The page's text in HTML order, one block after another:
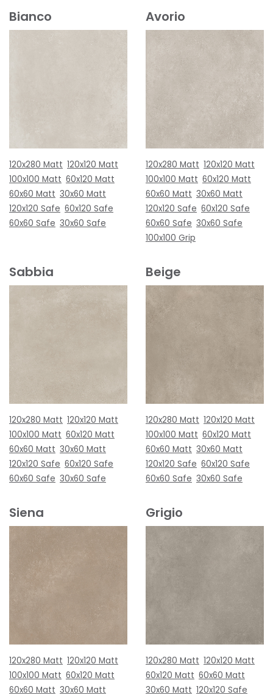
Bianco
120x280 Matt 120x120 Matt
100x100 Matt 60x120 Matt
60x60 Matt 30x60 Matt
120x120 Safe 60x120 Safe
60x60 Safe 30x60 Safe
Avorio
120x280 Matt 120x120 Matt
100x100 Matt 60x120 Matt
60x60 Matt 30x60 Matt
120x120 Safe 60x120 Safe
60x60 Safe 30x60 Safe
100x100 Grip
Sabbia
120x280 Matt 120x120 Matt
100x100 Matt 60x120 Matt
60x60 Matt 30x60 Matt
120x120 Safe 60x120 Safe
60x60 Safe 30x60 Safe
Beige
120x280 Matt 120x120 Matt
100x100 Matt 60x120 Matt
60x60 Matt 30x60 Matt
120x120 Safe 60x120 Safe
60x60 Safe 30x60 Safe
Siena
120x280 Matt 120x120 Matt
100x100 Matt 60x120 Matt
60x60 Matt 30x60 Matt
Grigio
120x280 Matt 120x120 Matt
60x120 Matt 60x60 Matt
30x60 Matt 120x120 Safe